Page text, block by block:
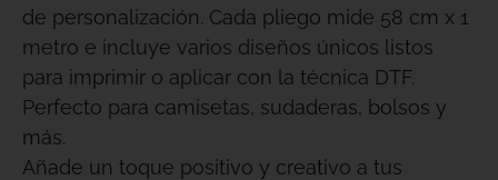
de personalización. Cada pliego mide 58 cm x 1
metro e incluye varios diseños únicos listos
para imprimir o aplicar con la técnica DTF.
Perfecto para camisetas, sudaderas, bolsos y
más.
Añade un toque positivo y creativo a tus